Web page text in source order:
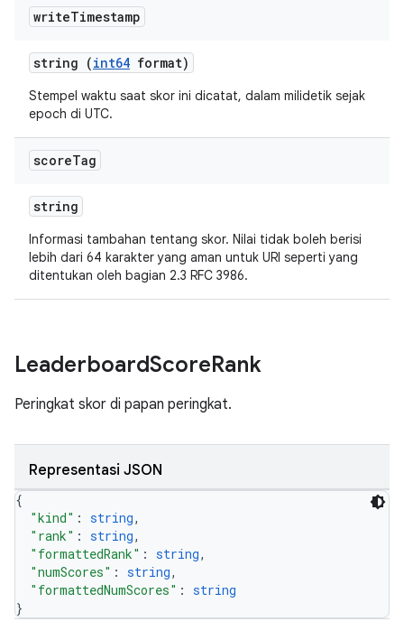
writeTimestamp
string (int64 format)
Stempel waktu saat skor ini dicatat, dalam milidetik sejak
epoch di UTC.
scoreTag
string
Informasi tambahan tentang skor. Nilai tidak boleh berisi
lebih dari 64 karakter yang aman untuk URI seperti yang
ditentukan oleh bagian 2.3 RFC 3986.
LeaderboardScoreRank
Peringkat skor di papan peringkat.
Representasi JSON
{
"kind" : string,
"rank" : string,
"formattedRank" : string,
"numScores" : string,
"formattedNumScores" : string
}